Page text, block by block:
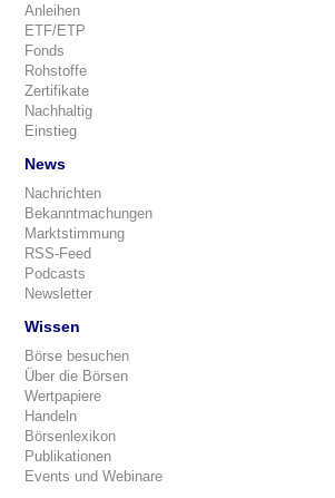
Anleihen
ETF/ETP
Fonds
Rohstoffe
Zertifikate
Nachhaltig
Einstieg
News
Nachrichten
Bekanntmachungen
Marktstimmung
RSS-Feed
Podcasts
Newsletter
Wissen
Börse besuchen
Über die Börsen
Wertpapiere
Handeln
Börsenlexikon
Publikationen
Events und Webinare